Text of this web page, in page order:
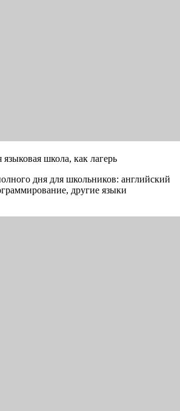
языковая школа, как лагерь
дня для школьников: английский
другие языки